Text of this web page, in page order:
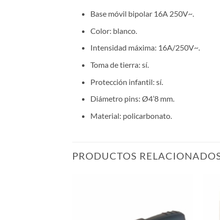
Base móvil bipolar 16A 250V~.
Color: blanco.
Intensidad máxima: 16A/250V~.
Toma de tierra: sí.
Protección infantil: sí.
Diámetro pins: Ø4’8 mm.
Material: policarbonato.
PRODUCTOS